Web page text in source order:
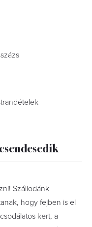
Szállodánk
hogy fejben is el
kert, a